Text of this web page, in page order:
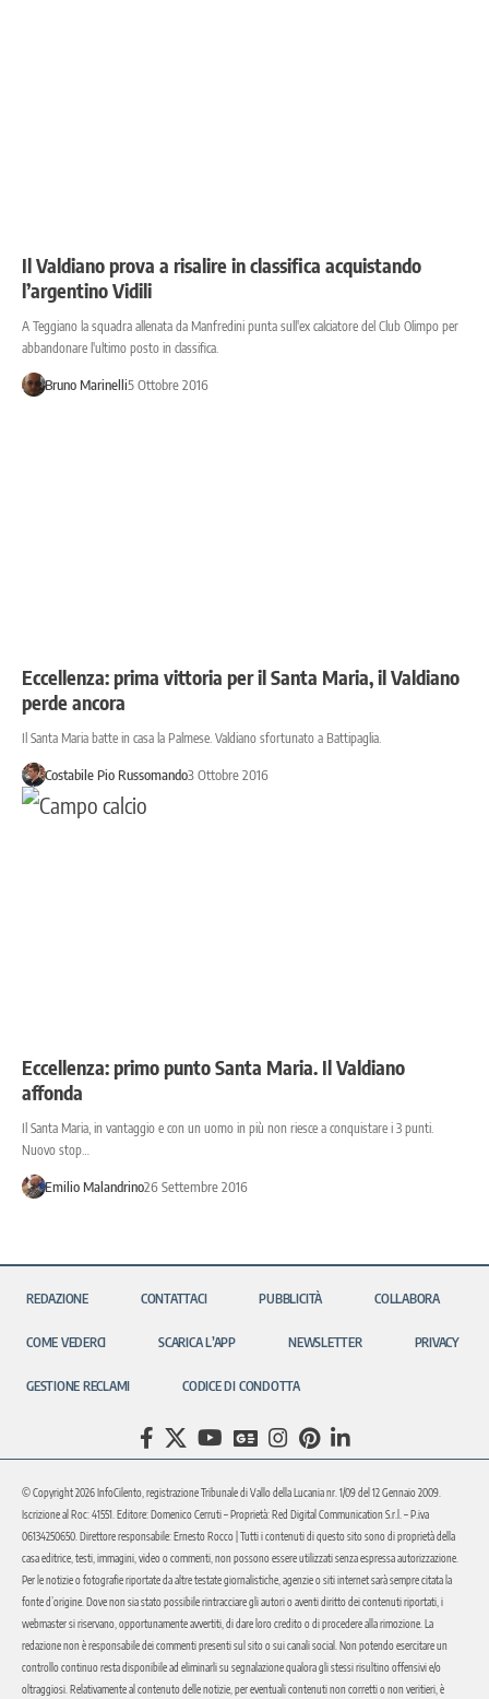
Il Valdiano prova a risalire in classifica acquistando
l’argentino Vidili
A Teggiano la squadra allenata da Manfredini punta sull'ex calciatore del Club Olimpo per
abbandonare l'ultimo posto in classifica.
Bruno Marinelli5 Ottobre 2016
Eccellenza: prima vittoria per il Santa Maria, il Valdiano
perde ancora
Il Santa Maria batte in casa la Palmese. Valdiano sfortunato a Battipaglia.
Costabile Pio Russomando3 Ottobre 2016
Eccellenza: primo punto Santa Maria. Il Valdiano
affonda
Il Santa Maria, in vantaggio e con un uomo in più non riesce a conquistare i 3 punti.
Nuovo stop…
Emilio Malandrino26 Settembre 2016
REDAZIONE CONTATTACI PUBBLICITÀ COLLABORA
COME VEDERCI SCARICA L’APP NEWSLETTER PRIVACY
GESTIONE RECLAMI CODICE DI CONDOTTA
© Copyright 2026 InfoCilento, registrazione Tribunale di Vallo della Lucania nr. 1/09 del 12 Gennaio 2009.
Iscrizione al Roc: 41551. Editore: Domenico Cerruti – Proprietà: Red Digital Communication S.r.l. – P.iva
06134250650. Direttore responsabile: Ernesto Rocco | Tutti i contenuti di questo sito sono di proprietà della
casa editrice, testi, immagini, video o commenti, non possono essere utilizzati senza espressa autorizzazione.
Per le notizie o fotografie riportate da altre testate giornalistiche, agenzie o siti internet sarà sempre citata la
fonte d’origine. Dove non sia stato possibile rintracciare gli autori o aventi diritto dei contenuti riportati, i
webmaster si riservano, opportunamente avvertiti, di dare loro credito o di procedere alla rimozione. La
redazione non è responsabile dei commenti presenti sul sito o sui canali social. Non potendo esercitare un
controllo continuo resta disponibile ad eliminarli su segnalazione qualora gli stessi risultino offensivi e/o
oltraggiosi. Relativamente al contenuto delle notizie, per eventuali contenuti non corretti o non veritieri, è